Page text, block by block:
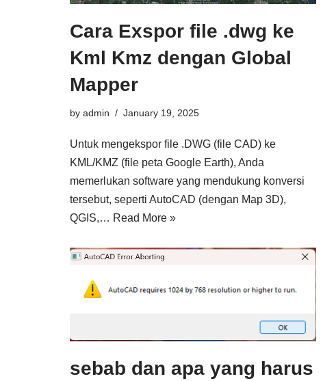
Cara Exspor file .dwg ke
Kml Kmz dengan Global
Mapper
by admin January 19, 2025
Untuk mengekspor file .DWG (file CAD) ke
KML/KMZ (file peta Google Earth), Anda
memerlukan software yang mendukung konversi
tersebut, seperti AutoCAD (dengan Map 3D),
QGIS,… Read More »
sebab dan apa yang harus